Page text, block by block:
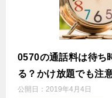
0570の通話料は待ち
る？かけ放題でも注
公開日： 2019年4月4日